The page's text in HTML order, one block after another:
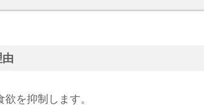
欲を抑制します。